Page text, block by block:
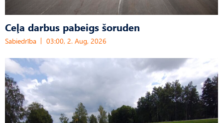
Ceļa darbus pabeigs šoruden
Sabiedrība 03:00, 2. Aug, 2026